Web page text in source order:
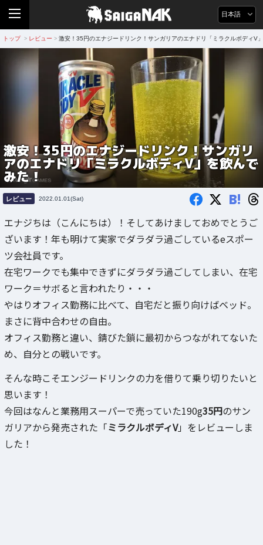
日本語
トップ > レビュー > 激安！35円のエナジードリンク！サンガリアのエナドリ「ミラクルボディV
激安！35円のエナジードリンク！サンガリ
アのエナドリ「ミラクルボディV」を飲んで
みた！
レビュー 2022.01.01(Sat) B!
エナジちは（こんにちは）！そしてあけましておめでとうご
ざいます！年も明けて実家でダラダラ過ごしているeスポー
ツ会社員です。
在宅ワークでも集中できずにダラダラ過ごしてしまい、在宅
ワーク＝サボると言われたり・・・
やはりオフィス勤務に比べて、自宅だと振り向けばベッド。
まさに背中合わせの自由。
オフィス勤務と違い、錆びた鎖に最初からつながれてないた
め、自分との戦いです。
そんな時こそエンジードリンクの力を借りて乗り切りたいと
思います！
今回はなんと業務用スーパーで売っていた190g35円のサン
ガリアから発売された「ミラクルボディV」をレビューしま
した！